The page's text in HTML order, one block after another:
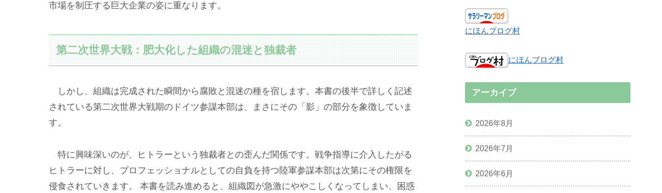
市場を制圧する巨大企業の姿に重なります。
第二次世界大戦：肥大化した組織の混迷と独裁者
しかし、組織は完成された瞬間から腐敗と混迷の種を宿します。本書の後半で詳しく記述
されている第二次世界大戦期のドイツ参謀本部は、まさにその「影」の部分を象徴していま
す。
特に興味深いのが、ヒトラーという独裁者との歪んだ関係です。戦争指導に介入したがる
ヒトラーに対し、プロフェッショナルとしての自負を持つ陸軍参謀本部は次第にその権限を
侵食されていきます。 本書を読み進めると、組織図が急激にややこしくなってしまい、困惑
にほんブログ村
にほんブログ村
アーカイブ
2026年8月
2026年7月
2026年6月